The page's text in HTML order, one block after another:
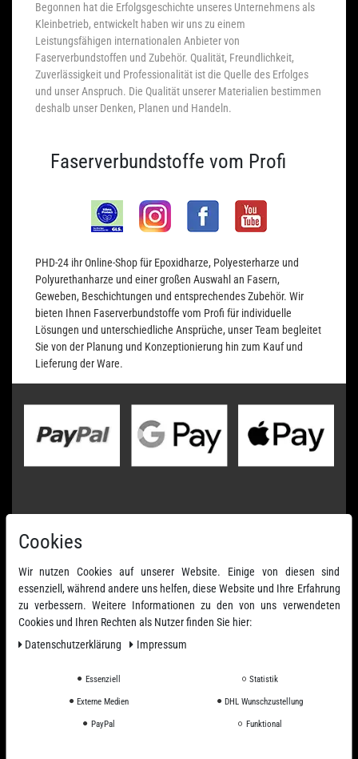
Begonnen hat die Erfolgsgeschichte unseres Unternehmens als
Kleinbetrieb, entwickelt haben wir uns zu einem
Leistungsfähigen internationalen Anbieter von
Faserverbundstoffen und Zubehör. Qualität, Freundlichkeit,
Zuverlässigkeit und Professionalität ist die Quelle des Erfolges
und unser Anspruch. Die Qualität unserer Materialien bestimmen
deshalb unser Denken, Planen und Handeln.
Faserverbundstoffe vom Profi
PHD-24 ihr Online-Shop für Epoxidharze, Polyesterharze und
Polyurethanharze und einer großen Auswahl an Fasern,
Geweben, Beschichtungen und entsprechendes Zubehör. Wir
bieten Ihnen Faserverbundstoffe vom Profi für individuelle
Lösungen und unterschiedliche Ansprüche, unser Team begleitet
Sie von der Planung und Konzeptionierung hin zum Kauf und
Lieferung der Ware.
Cookies
Wir nutzen Cookies auf unserer Website. Einige von diesen sind
essenziell, während andere uns helfen, diese Website und Ihre Erfahrung
zu verbessern. Weitere Informationen zu den von uns verwendeten
Cookies und Ihren Rechten als Nutzer finden Sie hier:
Daten­schutz­erklärung
Impressum
Essenziell Statistik
Externe Medien DHL Wunschzustellung
PayPal Funktional